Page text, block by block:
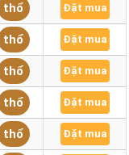
thổ Đặt mua
thổ Đặt mua
thổ Đặt mua
thổ Đặt mua
thổ Đặt mua